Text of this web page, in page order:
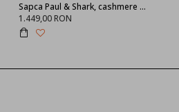
Sapca Paul & Shark, cashmere Baseball Cap,Blue
1.449,00 RON